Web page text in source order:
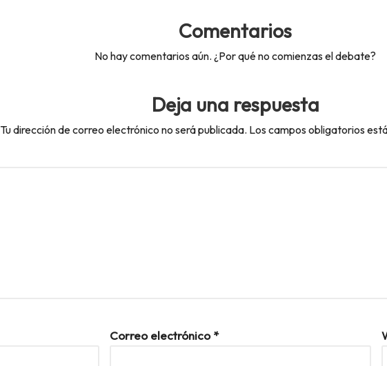
Comentarios
No hay comentarios aún. ¿Por qué no comienzas el debate?
Deja una respuesta
Tu dirección de correo electrónico no será publicada. Los campos obligatorios
Correo electrónico*